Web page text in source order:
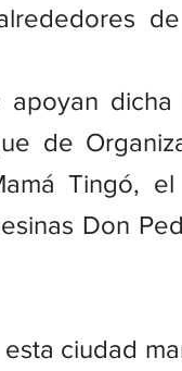
dicha
de
Tingó,
Don
ciudad